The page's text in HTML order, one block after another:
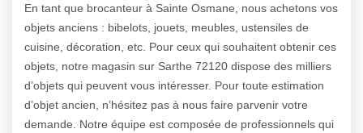
En tant que brocanteur à Sainte Osmane, nous achetons vos
objets anciens : bibelots, jouets, meubles, ustensiles de
cuisine, décoration, etc. Pour ceux qui souhaitent obtenir ces
objets, notre magasin sur Sarthe 72120 dispose des milliers
d’objets qui peuvent vous intéresser. Pour toute estimation
d’objet ancien, n’hésitez pas à nous faire parvenir votre
demande. Notre équipe est composée de professionnels qui